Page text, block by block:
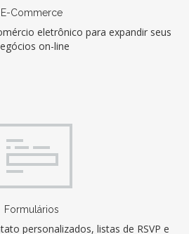
E-Commerce
eletrônico para expandir seus
on-line
Formulários
personalizados, listas de RSVP e